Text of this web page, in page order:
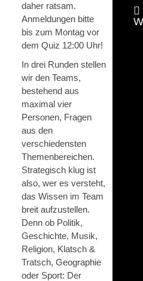
daher ratsam.
Anmeldungen bitte
bis zum Montag vor
dem Quiz 12:00 Uhr!
In drei Runden stellen
wir den Teams,
bestehend aus
maximal vier
Personen, Fragen
aus den
verschiedensten
Themen­bereichen.
Strategisch klug ist
also, wer es versteht,
das Wissen im Team
breit aufzustellen.
Denn ob Politik,
Geschichte, Musik,
Religion, Klatsch &
Tratsch, Geographie
oder Sport: Der